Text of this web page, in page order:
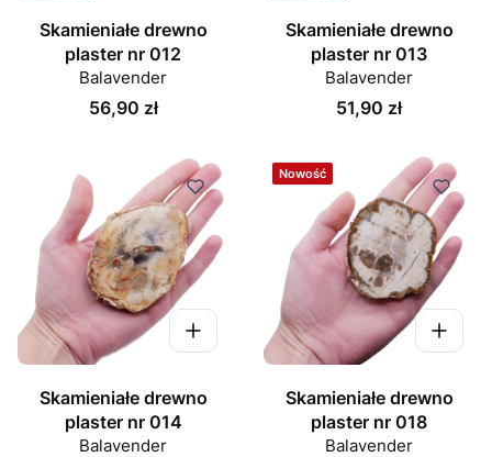
Skamieniałe drewno
plaster nr 012
Balavender
Cena
56,90 zł
Skamieniałe drewno
plaster nr 013
Balavender
Cena
51,90 zł
Skamieniałe drewno
plaster nr 014
Balavender
Nowość
Skamieniałe drewno
plaster nr 018
Balavender